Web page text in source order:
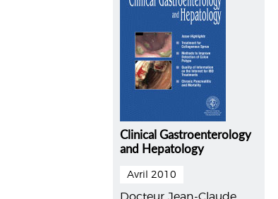
Clinical Gastroenterology
and Hepatology
Avril 2010
Docteur Jean-Claude